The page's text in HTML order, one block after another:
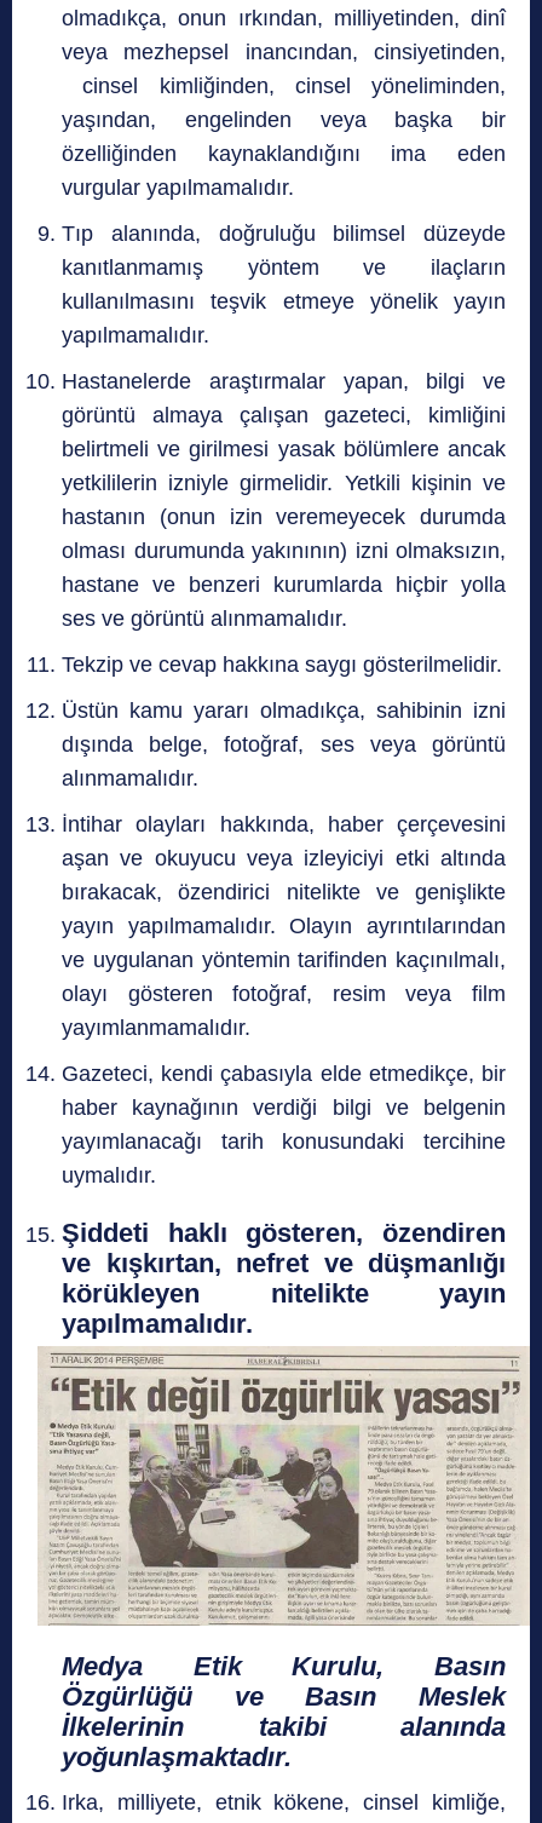
olmadıkça, onun ırkından, milliyetinden, dinî
veya mezhepsel inancından, cinsiyetinden,
cinsel kimliğinden, cinsel yöneliminden,
yaşından, engelinden veya başka bir
özelliğinden kaynaklandığını ima eden
vurgular yapılmamalıdır.
Tıp alanında, doğruluğu bilimsel düzeyde
kanıtlanmamış yöntem ve ilaçların
kullanılmasını teşvik etmeye yönelik yayın
yapılmamalıdır.
Hastanelerde araştırmalar yapan, bilgi ve
görüntü almaya çalışan gazeteci, kimliğini
belirtmeli ve girilmesi yasak bölümlere ancak
yetkililerin izniyle girmelidir. Yetkili kişinin ve
hastanın (onun izin veremeyecek durumda
olması durumunda yakınının) izni olmaksızın,
hastane ve benzeri kurumlarda hiçbir yolla
ses ve görüntü alınmamalıdır.
Tekzip ve cevap hakkına saygı gösterilmelidir.
Üstün kamu yararı olmadıkça, sahibinin izni
dışında belge, fotoğraf, ses veya görüntü
alınmamalıdır.
İntihar olayları hakkında, haber çerçevesini
aşan ve okuyucu veya izleyiciyi etki altında
bırakacak, özendirici nitelikte ve genişlikte
yayın yapılmamalıdır. Olayın ayrıntılarından
ve uygulanan yöntemin tarifinden kaçınılmalı,
olayı gösteren fotoğraf, resim veya film
yayımlanmamalıdır.
Gazeteci, kendi çabasıyla elde etmedikçe, bir
haber kaynağının verdiği bilgi ve belgenin
yayımlanacağı tarih konusundaki tercihine
uymalıdır.
Şiddeti haklı gösteren, özendiren
ve kışkırtan, nefret ve düşmanlığı
körükleyen nitelikte yayın
yapılmamalıdır.
Medya Etik Kurulu, Basın
Özgürlüğü ve Basın Meslek
İlkelerinin takibi alanında
yoğunlaşmaktadır.
Irka, milliyete, etnik kökene, cinsel kimliğe,